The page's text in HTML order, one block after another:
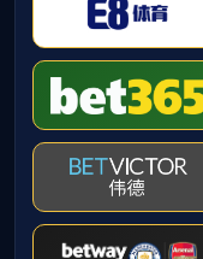
提示：访